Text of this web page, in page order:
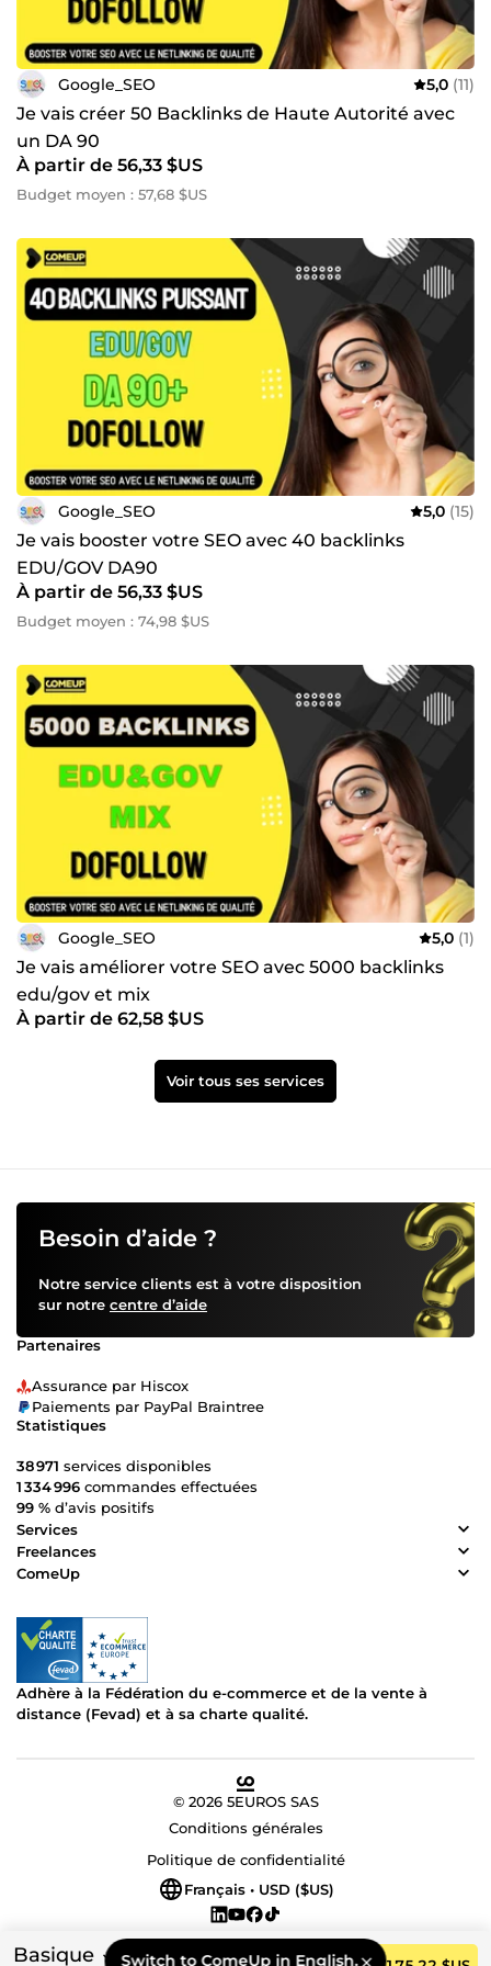
Basique
Google_SEO 5,0 (11)
Je vais créer 50 Backlinks de Haute Autorité avec
un DA 90
À partir de 56,33 $US
Budget moyen : 57,68 $US
Google_SEO 5,0 (15)
Je vais booster votre SEO avec 40 backlinks
EDU/GOV DA90
À partir de 56,33 $US
Budget moyen : 74,98 $US
Google_SEO 5,0 (1)
Je vais améliorer votre SEO avec 5000 backlinks
edu/gov et mix
À partir de 62,58 $US
Voir tous ses services
Switch to ComeUp in English.
Besoin d’aide ?
Notre service clients est à votre disposition
sur notre centre d’aide
Partenaires
Assurance par Hiscox
Paiements par PayPal Braintree
Statistiques
38 971 services disponibles
1 334 996 commandes effectuées
99 % d’avis positifs
Services
Freelances
ComeUp
Adhère à la Fédération du e-commerce et de la vente à
distance (Fevad) et à sa charte qualité.
© 2026 5EUROS SAS
Conditions générales
Politique de confidentialité
Français • USD ($US)